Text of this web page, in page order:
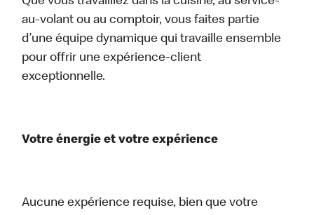
au-volant ou au comptoir, vous faites partie
d’une équipe dynamique qui travaille ensemble
pour offrir une expérience-client
exceptionnelle.
Votre énergie et votre expérience
Aucune expérience requise, bien que votre